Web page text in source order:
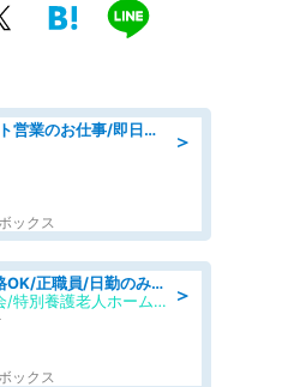
＞
営業/商社でのルート営業のお仕事/即日勤務可/車通勤可/営業
ックス
＞
「介護事務」無資格OK/正職員/日勤のみ/特別養護老人ホーム
社会福祉法人函要会/特別養護老人ホーム 韮山・ぶなの森
ックス